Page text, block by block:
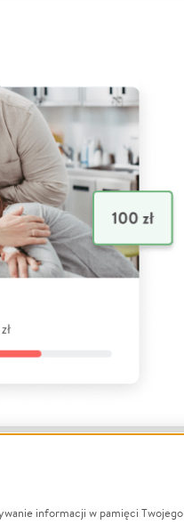
informacji w pamięci Twojego